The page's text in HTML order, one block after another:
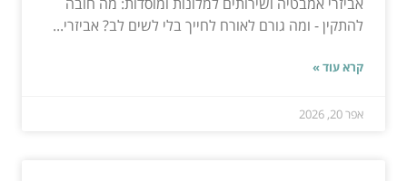
להתקין - ומה גורם לאורח לחייך בלי לשים לב? אביזרי...
קרא עוד »
אפר 20, 2026